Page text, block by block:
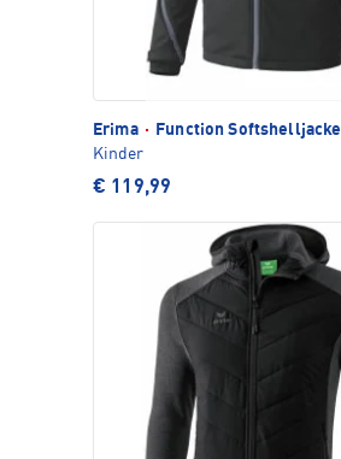
Erima ·
Function Softshelljacke
Kinder
€ 119,99